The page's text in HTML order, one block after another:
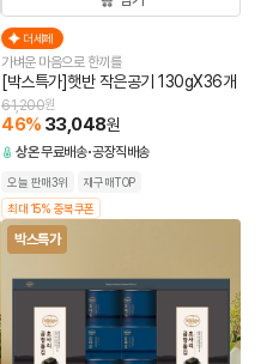
더세페
가벼운 마음으로 한끼를
[박스특가]햇반 작은공기 130gX36개
61,200원
46% 33,048원
상온무료배송 공장직배송
오늘 판매3위
재구매TOP
최대 15% 중복쿠폰
박스특가